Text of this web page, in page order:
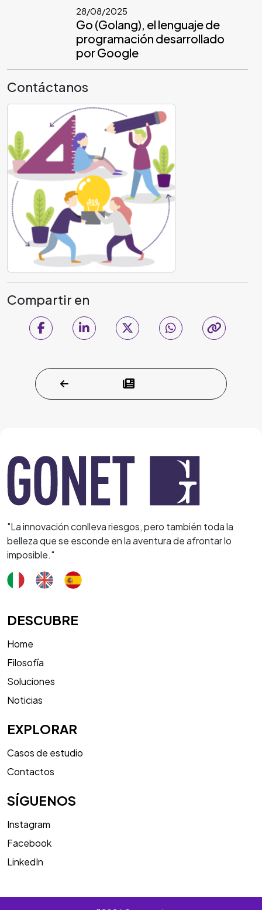
28/08/2025
Go (Golang), el lenguaje de
programación desarrollado
por Google
Contáctanos
Compartir en
"La innovación conlleva riesgos, pero también toda la
belleza que se esconde en la aventura de afrontar lo
imposible."
DESCUBRE
Home
Filosofía
Soluciones
Noticias
EXPLORAR
Casos de estudio
Contactos
SÍGUENOS
Instagram
Facebook
LinkedIn